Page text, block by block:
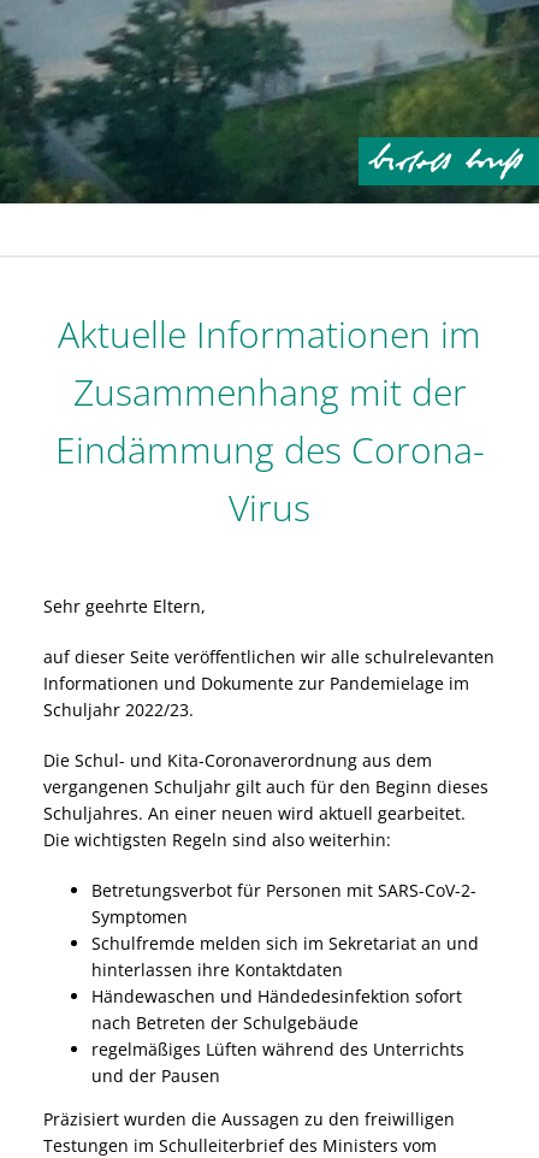
Aktuelle Informationen im
Zusammenhang mit der
Eindämmung des Corona-
Virus
Sehr geehrte Eltern,
auf dieser Seite veröffentlichen wir alle schulrelevanten
Informationen und Dokumente zur Pandemielage im
Schuljahr 2022/23.
Die Schul- und Kita-Coronaverordnung aus dem
vergangenen Schuljahr gilt auch für den Beginn dieses
Schuljahres. An einer neuen wird aktuell gearbeitet.
Die wichtigsten Regeln sind also weiterhin:
Betretungsverbot für Personen mit SARS-CoV-2-
Symptomen
Schulfremde melden sich im Sekretariat an und
hinterlassen ihre Kontaktdaten
Händewaschen und Händedesinfektion sofort
nach Betreten der Schulgebäude
regelmäßiges Lüften während des Unterrichts
und der Pausen
Präzisiert wurden die Aussagen zu den freiwilligen
Testungen im Schulleiterbrief des Ministers vom